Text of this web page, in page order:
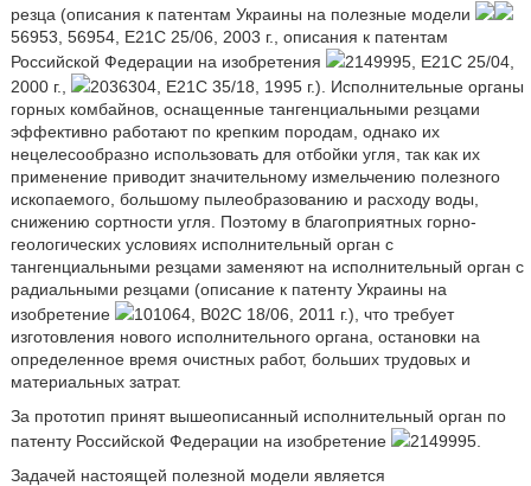
резца (описания к патентам Украины на полезные модели
56953, 56954, E21C 25/06, 2003 г., описания к патентам
Российской Федерации на изобретения
2149995, E21C 25/04,
2000 г.,
2036304, E21C 35/18, 1995 г.). Исполнительные органы
горных комбайнов, оснащенные тангенциальными резцами
эффективно работают по крепким породам, однако их
нецелесообразно использовать для отбойки угля, так как их
применение приводит значительному измельчению полезного
ископаемого, большому пылеобразованию и расходу воды,
снижению сортности угля. Поэтому в благоприятных горно-
геологических условиях исполнительный орган с
тангенциальными резцами заменяют на исполнительный орган с
радиальными резцами (описание к патенту Украины на
изобретение
101064, B02C 18/06, 2011 г.), что требует
изготовления нового исполнительного органа, остановки на
определенное время очистных работ, больших трудовых и
материальных затрат.
За прототип принят вышеописанный исполнительный орган по
патенту Российской Федерации на изобретение
2149995.
Задачей настоящей полезной модели является